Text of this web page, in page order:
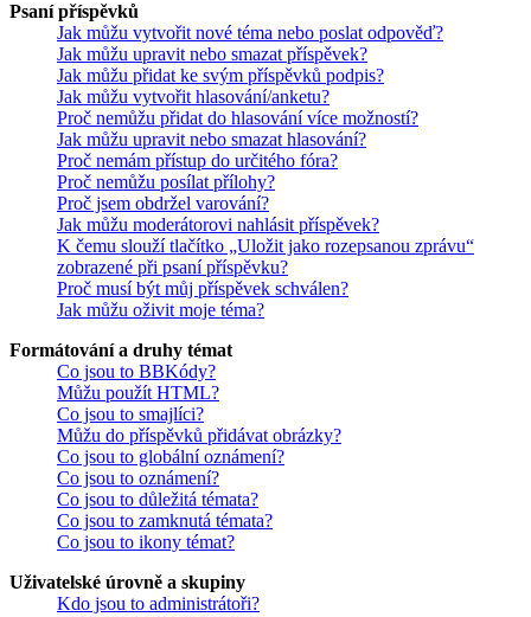
Psaní příspěvků
Jak můžu vytvořit nové téma nebo poslat odpověď?
Jak můžu upravit nebo smazat příspěvek?
Jak můžu přidat ke svým příspěvků podpis?
Jak můžu vytvořit hlasování/anketu?
Proč nemůžu přidat do hlasování více možností?
Jak můžu upravit nebo smazat hlasování?
Proč nemám přístup do určitého fóra?
Proč nemůžu posílat přílohy?
Proč jsem obdržel varování?
Jak můžu moderátorovi nahlásit příspěvek?
K čemu slouží tlačítko „Uložit jako rozepsanou zprávu“
zobrazené při psaní příspěvku?
Proč musí být můj příspěvek schválen?
Jak můžu oživit moje téma?
Formátování a druhy témat
Co jsou to BBKódy?
Můžu použít HTML?
Co jsou to smajlíci?
Můžu do příspěvků přidávat obrázky?
Co jsou to globální oznámení?
Co jsou to oznámení?
Co jsou to důležitá témata?
Co jsou to zamknutá témata?
Co jsou to ikony témat?
Uživatelské úrovně a skupiny
Kdo jsou to administrátoři?